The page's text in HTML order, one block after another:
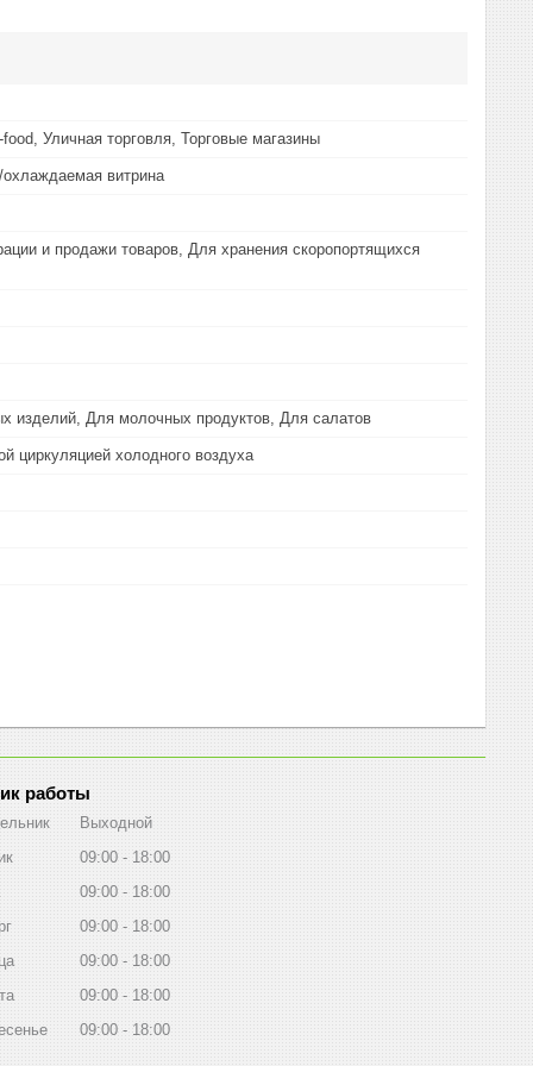
Уличная торговля, Торговые магазины
витрина
и продажи товаров, Для хранения скоропортящихся
изделий, Для молочных продуктов, Для салатов
циркуляцией холодного воздуха
работы
Выходной
09:00
18:00
09:00
18:00
09:00
18:00
09:00
18:00
09:00
18:00
09:00 18:00